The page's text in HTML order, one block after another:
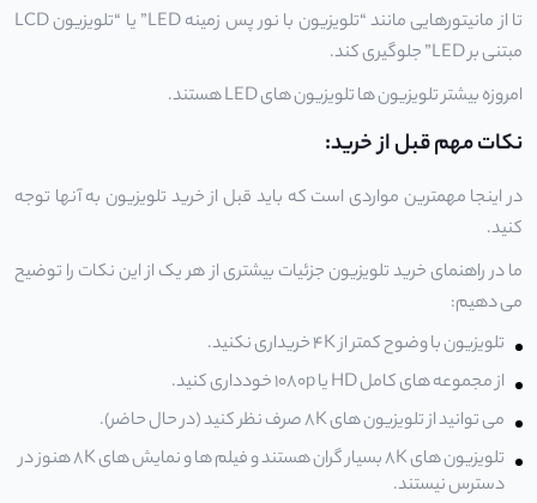
تا از مانیتورهایی مانند “تلویزیون با نور پس زمینه LED” یا “تلویزیون LCD
مبتنی بر LED” جلوگیری کند.
امروزه بیشتر تلویزیون ها تلویزیون های LED هستند.
نکات مهم قبل از خرید:
در اینجا مهمترین مواردی است که باید قبل ازخرید تلویزیونبه آنها توجه
کنید.
ما در راهنمای خرید تلویزیون جزئیات بیشتری از هر یک از این نکات را توضیح
می دهیم:
تلویزیون با وضوح کمتر از 4K خریداری نکنید.
از مجموعه های کامل HD یا 1080p خودداری کنید.
می توانید از تلویزیون های 8K صرف نظر کنید (در حال حاضر).
تلویزیون های 8K بسیار گران هستند و فیلم ها و نمایش های 8K هنوز در
دسترس نیستند.